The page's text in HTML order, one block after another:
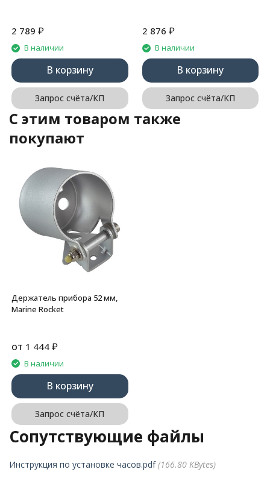
2 789 ₽
В наличии
В корзину
Запрос счёта/КП
2 876 ₽
В наличии
В корзину
Запрос счёта/КП
C этим товаром также
покупают
Держатель прибора 52 мм,
Marine Rocket
от 1 444 ₽
В наличии
В корзину
Запрос счёта/КП
Сопутствующие файлы
Инструкция по установке часов.pdf (166.80 KBytes)